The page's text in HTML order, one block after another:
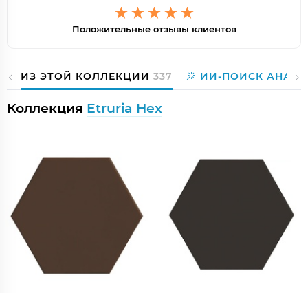
Положительные отзывы клиентов
ИЗ ЭТОЙ КОЛЛЕКЦИИ 337 ИИ-ПОИСК
Коллекция Etruria Hex